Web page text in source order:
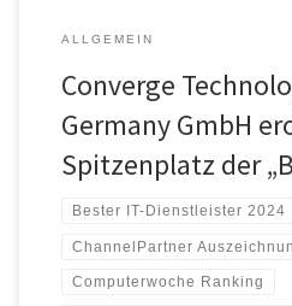
ALLGEMEIN
Converge
Germany GmbH
Spitzenplatz der
Bester IT-Dienstleister 2024
ChannelPartner
Computerwoche Ranking